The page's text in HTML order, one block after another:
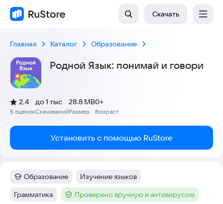
Скачать
Главная Каталог Образование
Родной Язык: понимай и говори
Рейтинг:
2,4
(
5 оценок
)
Скачиваний
до 1 тыс
Размер
28.8 MB
Возраст
0+
Установить с помощью RuStore
Категория:
Образование Тег:
Изучение языков
Тег:
Грамматика Тег :Проверено вручную и антивирусом